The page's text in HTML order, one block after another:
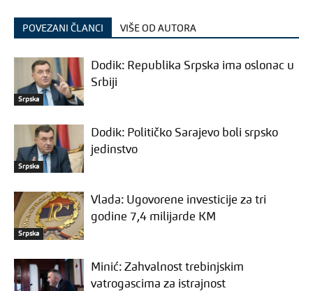
POVEZANI ČLANCI VIŠE OD AUTORA
Srpska
Dodik: Republika Srpska ima oslonac u
Srbiji
Srpska
Dodik: Političko Sarajevo boli srpsko
jedinstvo
Srpska
Vlada: Ugovorene investicije za tri
godine 7,4 milijarde KM
Minić: Zahvalnost trebinjskim
vatrogascima za istrajnost